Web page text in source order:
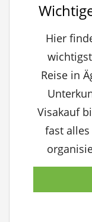
Hier
Reise in
Visakauf
fast